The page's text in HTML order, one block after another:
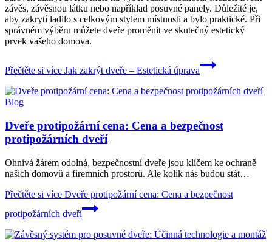
závěs, závěsnou látku nebo například posuvné panely. Důležité je,
aby zakrytí ladilo s celkovým stylem místnosti a bylo praktické. Při
správném výběru můžete dveře proměnit ve skutečný estetický
prvek vašeho domova.
Přečtěte si více Jak zakrýt dveře – Estetická úprava
Blog
Dveře protipožární cena: Cena a bezpečnost
protipožárních dveří
Ohnivá žárem odolná, bezpečnostní dveře jsou klíčem ke ochraně
našich domovů a firemních prostorů. Ale kolik nás budou stát…
Přečtěte si více Dveře protipožární cena: Cena a bezpečnost
protipožárních dveří